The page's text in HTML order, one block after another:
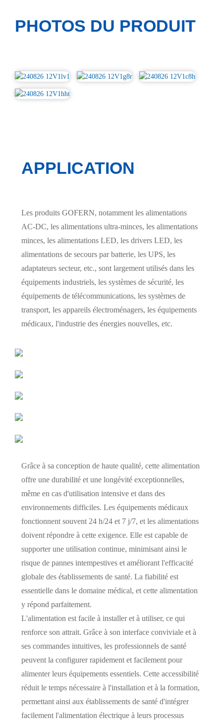
PHOTOS DU PRODUIT
APPLICATION
Les produits GOFERN, notamment les alimentations
AC-DC, les alimentations ultra-minces, les alimentations
minces, les alimentations LED, les drivers LED, les
alimentations de secours par batterie, les UPS, les
adaptateurs secteur, etc., sont largement utilisés dans les
équipements industriels, les systèmes de sécurité, les
équipements de télécommunications, les systèmes de
transport, les appareils électroménagers, les équipements
médicaux, l'industrie des énergies nouvelles, etc.
Grâce à sa conception de haute qualité, cette alimentation
offre une durabilité et une longévité exceptionnelles,
même en cas d'utilisation intensive et dans des
environnements difficiles. Les équipements médicaux
fonctionnent souvent 24 h/24 et 7 j/7, et les alimentations
doivent répondre à cette exigence. Elle est capable de
supporter une utilisation continue, minimisant ainsi le
risque de pannes intempestives et améliorant l'efficacité
globale des établissements de santé. La fiabilité est
essentielle dans le domaine médical, et cette alimentation
y répond parfaitement.
L'alimentation est facile à installer et à utiliser, ce qui
renforce son attrait. Grâce à son interface conviviale et à
ses commandes intuitives, les professionnels de santé
peuvent la configurer rapidement et facilement pour
alimenter leurs équipements essentiels. Cette accessibilité
réduit le temps nécessaire à l'installation et à la formation,
permettant ainsi aux établissements de santé d'intégrer
facilement l'alimentation électrique à leurs processus